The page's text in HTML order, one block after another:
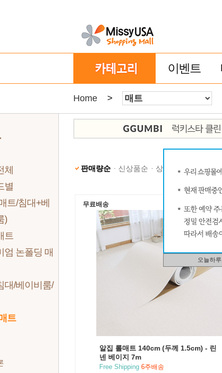
이벤트
Home >
체
별
트/침대+베
)
트
엄 논폴딩 매
대/베이비룸/
트
오늘하루
판매량순 신상품순 상품명순 낮은가
무료배송
알집 롤매트 140cm (두께 1.5cm) - 린
넨 베이지 7m
Free Shipping 6주배송